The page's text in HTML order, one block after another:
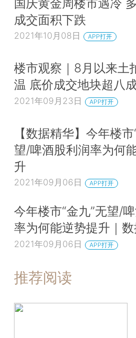
成交面积下跌
2021年10月08日 APP打开
楼市观察｜8月以来土
温 底价成交地块超八
2021年09月23日 APP打开
【数据精华】今年楼
望/啤酒股利润率为何
升
2021年09月06日 APP打开
今年楼市“金九”无望/
率为何能逆势提升｜
2021年09月06日 APP打开
推荐阅读